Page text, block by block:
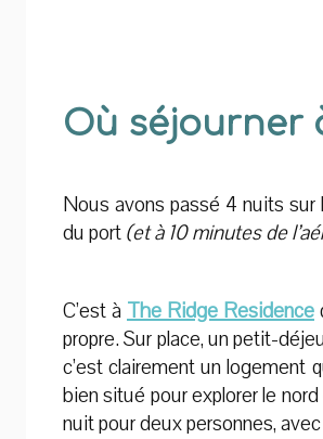
Où séjourner
Nous avons passé 4 nuits
du port(et à 10 minutes de
C’est à The Ridge Residence
propre. Sur place, un petit-
c’est clairement un logement
bien situé pour explorer le
nuit pour deux personnes,